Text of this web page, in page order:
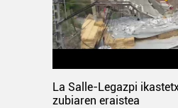
La Salle-Legazpi
zubiaren eraistea